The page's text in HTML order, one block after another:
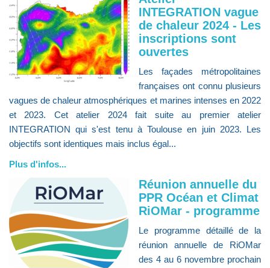
INTEGRATION vague
de chaleur 2024 - Les
inscriptions sont
ouvertes
Les façades métropolitaines
françaises ont connu plusieurs
vagues de chaleur atmosphériques et marines intenses en 2022
et 2023. Cet atelier 2024 fait suite au premier atelier
INTEGRATION qui s'est tenu à Toulouse en juin 2023. Les
objectifs sont identiques mais inclus égal...
Plus d'infos...
Réunion annuelle du
PPR Océan et Climat
RiOMar - programme
Le programme détaillé de la
réunion annuelle de RiOMar
des 4 au 6 novembre prochain